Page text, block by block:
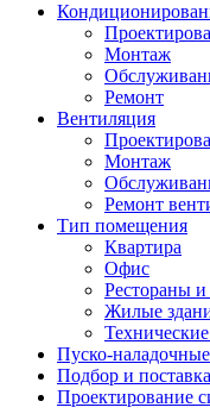
Монтаж
Ремонт
Вентиляция
Монтаж
Ремонт
Тип помещения
Квартира
Офис
Рестораны и
Жилые
Пуско-
Подбор и
Проектирование